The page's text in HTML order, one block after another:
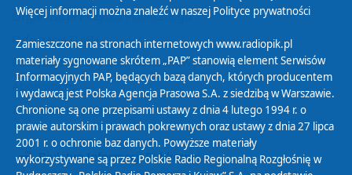
Organizacje Pożytku Publicznego
Cyfryzacja DAB+
Polityka ochrony danych osobowych
Abonament
Zamówienia publiczne
Biuletyn Informacji Publicznej
Więcej informacji można znaleźć w naszej Polityce prywatności
Zamieszczone na stronach internetowych www.radiopik.pl
materiały sygnowane skrótem „PAP” stanowią element Serwisów
Informacyjnych PAP, będących bazą danych, których producentem
i wydawcą jest Polska Agencja Prasowa S.A. z siedzibą w Warszawie.
Chronione są one przepisami ustawy z dnia 4 lutego 1994 r. o
prawie autorskim i prawach pokrewnych oraz ustawy z dnia 27 lipca
2001 r. o ochronie baz danych. Powyższe materiały
wykorzystywane są przez Polskie Radio Regionalną Rozgłośnię w